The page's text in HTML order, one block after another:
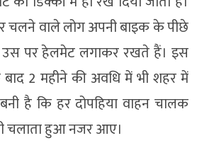
चलने वाले लोग अपनी बाइक के पीछे
पर हेलमेट लगाकर रखते हैं। इस
2 महीने की अवधि में भी शहर में
है कि हर दोपहिया वाहन चालक
चलाता हुआ नजर आए।